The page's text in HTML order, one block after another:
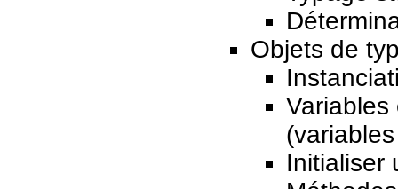
Objets de
Initialiser